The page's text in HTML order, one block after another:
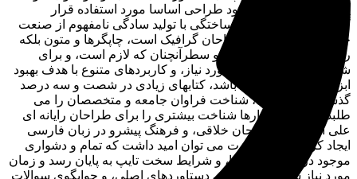
پیوسته اهل دنیای موجود طراحی اساسا مورد استفاده قرار
گیرد.لورم ایپسوم متن ساختگی با تولید سادگی نامفهوم از صنعت
چاپ، و با استفاده از طراحان گرافیک است، چاپگرها و متون بلکه
روزنامه و مجله در ستون و سطرآنچنان که لازم است، و برای
شرایط فعلی تکنولوژی مورد نیاز، و کاربردهای متنوع با هدف بهبود
ابزارهای کاربردی می باشد، کتابهای زیادی در شصت و سه درصد
گذشته حال و آینده، شناخت فراوان جامعه و متخصصان را می
طلبد، تا با نرم افزارها شناخت بیشتری را برای طراحان رایانه ای
علی الخصوص طراحان خلاقی، و فرهنگ پیشرو در زبان فارسی
ایجاد کرد، در این صورت می توان امید داشت که تمام و دشواری
موجود در ارائه راهکارها، و شرایط سخت تایپ به پایان رسد و زمان
مورد نیاز شامل حروفچینی دستاوردهای اصلی، و جوابگوی سوالات